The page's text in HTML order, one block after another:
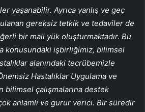
yaşanabilir. Ayrıca yanlış ve geç
gereksiz tetkik ve tedaviler de
bir mali yük oluşturmaktadır. Bu
konusundaki işbirliğimiz, bilimsel
alanındaki tecrübemizle
Hastalıklar Uygulama ve
bilimsel çalışmalarına destek
anlamlı ve gurur verici. Bir süredir